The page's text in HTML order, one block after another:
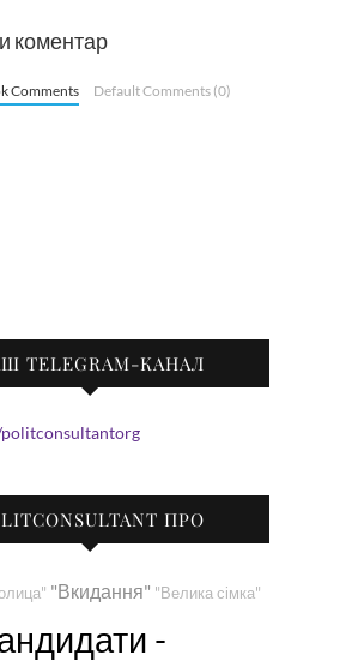
коментар
Comments Default Comments (0)
TELEGRAM-КАНАЛ
ПРО
"Вкидання" "Велика сімка"
-